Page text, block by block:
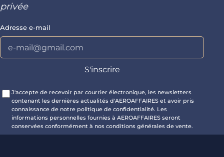
privée
Adresse e-mail
J'accepte de recevoir par courrier électronique, les newsletters
contenant les dernières actualités d'AEROAFFAIRES et avoir pris
connaissance de notre politique de confidentialité. Les
informations personnelles fournies à AEROAFFAIRES seront
conservées conformément à nos conditions générales de vente.